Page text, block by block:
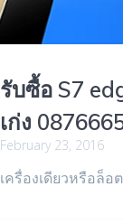
รับซื้อ S7
เก่ง
February 23, 2016
เครื่องเดียวหรือล็